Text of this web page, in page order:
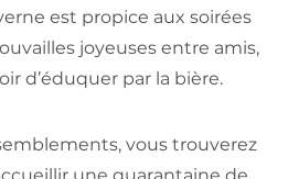
est propice aux soirées
joyeuses entre amis,
d’éduquer par la bière.
vous trouverez